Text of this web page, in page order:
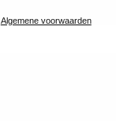
Algemene voorwaarden